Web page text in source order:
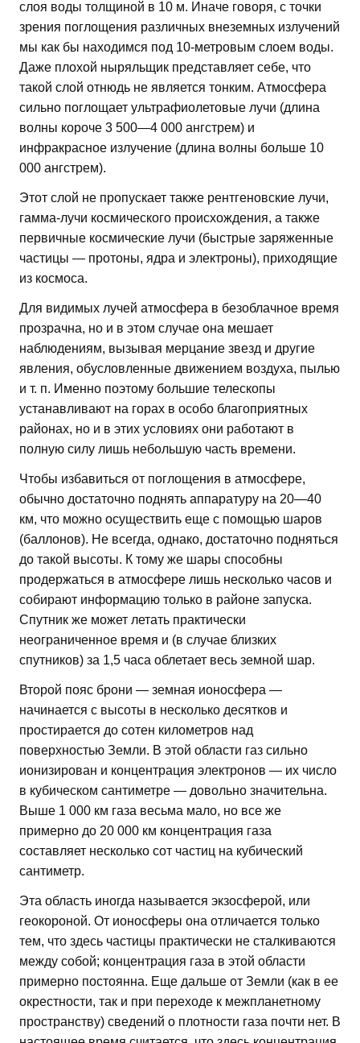
слоя воды толщиной в 10 м. Иначе говоря, с точки
зрения поглощения различных внеземных излучений
мы как бы находимся под 10-метровым слоем воды.
Даже плохой ныряльщик представляет себе, что
такой слой отнюдь не является тонким. Атмосфера
сильно поглощает ультрафиолетовые лучи (длина
волны короче 3 500—4 000 ангстрем) и
инфракрасное излучение (длина волны больше 10
000 ангстрем).
Этот слой не пропускает также рентгеновские лучи,
гамма-лучи космического происхождения, а также
первичные космические лучи (быстрые заряженные
частицы — протоны, ядра и электроны), приходящие
из космоса.
Для видимых лучей атмосфера в безоблачное время
прозрачна, но и в этом случае она мешает
наблюдениям, вызывая мерцание звезд и другие
явления, обусловленные движением воздуха, пылью
и т. п. Именно поэтому большие телескопы
устанавливают на горах в особо благоприятных
районах, но и в этих условиях они работают в
полную силу лишь небольшую часть времени.
Чтобы избавиться от поглощения в атмосфере,
обычно достаточно поднять аппаратуру на 20—40
км, что можно осуществить еще с помощью шаров
(баллонов). Не всегда, однако, достаточно подняться
до такой высоты. К тому же шары способны
продержаться в атмосфере лишь несколько часов и
собирают информацию только в районе запуска.
Спутник же может летать практически
неограниченное время и (в случае близких
спутников) за 1,5 часа облетает весь земной шар.
Второй пояс брони — земная ионосфера —
начинается с высоты в несколько десятков и
простирается до сотен километров над
поверхностью Земли. В этой области газ сильно
ионизирован и концентрация электронов — их число
в кубическом сантиметре — довольно значительна.
Выше 1 000 км газа весьма мало, но все же
примерно до 20 000 км концентрация газа
составляет несколько сот частиц на кубический
сантиметр.
Эта область иногда называется экзосферой, или
геокороной. От ионосферы она отличается только
тем, что здесь частицы практически не сталкиваются
между собой; концентрация газа в этой области
примерно постоянна. Еще дальше от Земли (как в ее
окрестности, так и при переходе к межпланетному
пространству) сведений о плотности газа почти нет. В